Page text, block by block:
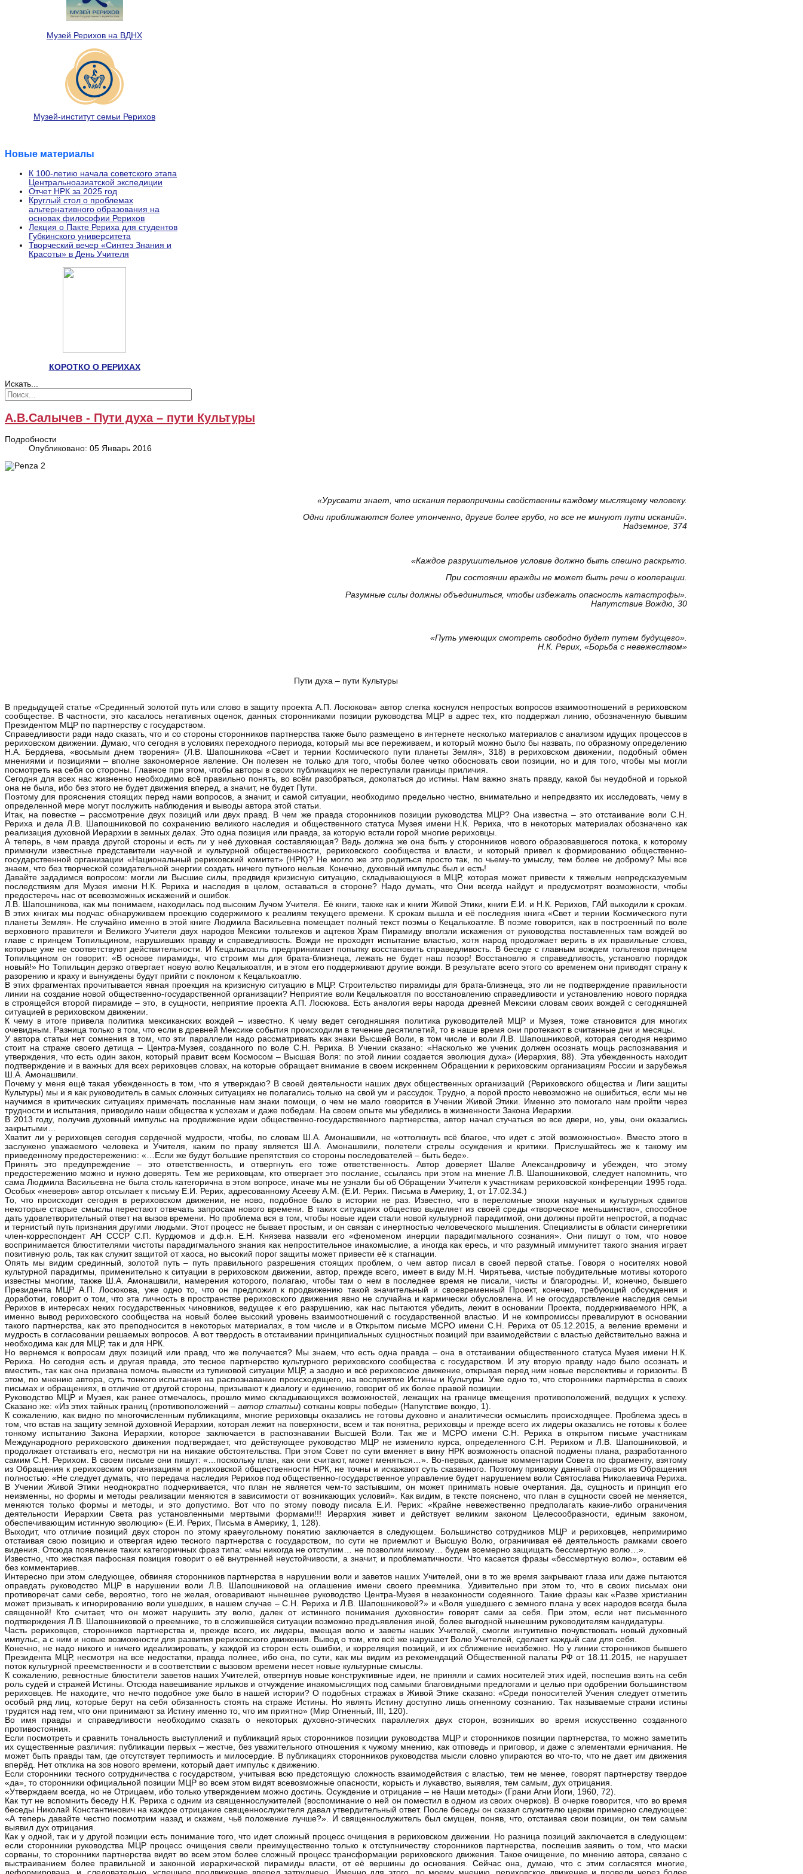
Музей Рерихов на ВДНХ
Музей-институт семьи Рерихов
Новые материалы
К 100-летию начала советского этапа
Центральноазиатской экспедиции
Отчет НРК за 2025 год
Круглый стол о проблемах
альтернативного образования на
основах философии Рерихов
Лекция о Пакте Рериха для студентов
Губкинского университета
Творческий вечер «Синтез Знания и
Красоты» в День Учителя
КОРОТКО О РЕРИХАХ
Искать...
А.В.Салычев - Пути духа – пути Культуры
Подробности
Опубликовано: 05 Январь 2016
«Урусвати знает, что искания первопричины свойственны каждому мыслящему человеку.
Одни приближаются более утонченно, другие более грубо, но все не минуют пути исканий».
Надземное, 374
«Каждое разрушительное условие должно быть спешно раскрыто.
При состоянии вражды не может быть речи о кооперации.
Разумные силы должны объединиться, чтобы избежать опасность катастрофы».
Напутствие Вождю, 30
«Путь умеющих смотреть свободно будет путем будущего».
Н.К. Рерих, «Борьба с невежеством»
Пути духа – пути Культуры
В предыдущей статье «Срединный золотой путь или слово в защиту проекта А.П. Лосюкова» автор слегка коснулся непростых вопросов взаимоотношений в рериховском
сообществе. В частности, это касалось негативных оценок, данных сторонниками позиции руководства МЦР в адрес тех, кто поддержал линию, обозначенную бывшим
Президентом МЦР по партнерству с государством.
Справедливости ради надо сказать, что и со стороны сторонников партнерства также было размещено в интернете несколько материалов с анализом идущих процессов в
рериховском движении. Думаю, что сегодня в условиях переходного периода, который мы все переживаем, и который можно было бы назвать, по образному определению
Н.А. Бердяева, «восьмым днем творения» (Л.В. Шапошникова «Свет и тернии Космического пути планеты Земля», 318) в рериховском движении, подобный обмен
мнениями и позициями – вполне закономерное явление. Он полезен не только для того, чтобы более четко обосновать свои позиции, но и для того, чтобы мы могли
посмотреть на себя со стороны. Главное при этом, чтобы авторы в своих публикациях не переступали границы приличия.
Сегодня для всех нас жизненно необходимо всё правильно понять, во всём разобраться, докопаться до истины. Нам важно знать правду, какой бы неудобной и горькой
она не была, ибо без этого не будет движения вперед, а значит, не будет Пути.
Поэтому для прояснения стоящих перед нами вопросов, а значит, и самой ситуации, необходимо предельно честно, внимательно и непредвзято их исследовать, чему в
определенной мере могут послужить наблюдения и выводы автора этой статьи.
Итак, на повестке – рассмотрение двух позиций или двух правд. В чем же правда сторонников позиции руководства МЦР? Она известна – это отстаивание воли С.Н.
Рериха и дела Л.В. Шапошниковой по сохранению великого наследия и общественного статуса Музея имени Н.К. Рериха, что в некоторых материалах обозначено как
реализация духовной Иерархии в земных делах. Это одна позиция или правда, за которую встали горой многие рериховцы.
А теперь, в чем правда другой стороны и есть ли у неё духовная составляющая? Ведь должна же она быть у сторонников нового образовавшегося потока, к которому
примкнули известные представители научной и культурной общественности, рериховского сообщества и власти, и который привел к формированию общественно-
государственной организации «Национальный рериховский комитет» (НРК)? Не могло же это родиться просто так, по чьему-то умыслу, тем более не доброму? Мы все
знаем, что без творческой созидательной энергии создать ничего путного нельзя. Конечно, духовный импульс был и есть!
Давайте зададимся вопросом: могли ли Высшие силы, предвидя кризисную ситуацию, складывающуюся в МЦР, которая может привести к тяжелым непредсказуемым
последствиям для Музея имени Н.К. Рериха и наследия в целом, оставаться в стороне? Надо думать, что Они всегда найдут и предусмотрят возможности, чтобы
предостеречь нас от всевозможных искажений и ошибок.
Л.В. Шапошникова, как мы понимаем, находилась под высоким Лучом Учителя. Её книги, также как и книги Живой Этики, книги Е.И. и Н.К. Рерихов, ГАЙ выходили к срокам.
В этих книгах мы подчас обнаруживаем проекцию содержимого к реалиям текущего времени. К срокам вышла и её последняя книга «Свет и тернии Космического пути
планеты Земля». Не случайно именно в этой книге Людмила Васильевна помещает полный текст поэмы о Кецалькоатле. В поэме говорится, как в построенный по воле
верховного правителя и Великого Учителя двух народов Мексики тольтеков и ацтеков Храм Пирамиду вползли искажения от руководства поставленных там вождей во
главе с принцем Топильцином, нарушивших правду и справедливость. Вожди не проходят испытание властью, хотя народ продолжает верить в их правильные слова,
которые уже не соответствуют действительности. И Кецалькоатль предпринимает попытку восстановить справедливость. В беседе с главным вождем тольтеков принцем
Топильцином он говорит: «В основе пирамиды, что строим мы для брата-близнеца, лежать не будет наш позор! Восстановлю я справедливость, установлю порядок
новый!» Но Топильцин дерзко отвергает новую волю Кецалькоатля, и в этом его поддерживают другие вожди. В результате всего этого со временем они приводят страну к
разорению и краху и вынуждены будут прийти с поклоном к Кецалькоатлю.
В этих фрагментах прочитывается явная проекция на кризисную ситуацию в МЦР. Строительство пирамиды для брата-близнеца, это ли не подтверждение правильности
линии на создание новой общественно-государственной организации? Неприятие воли Кецалькоатля по восстановлению справедливости и установлению нового порядка
в строящейся второй пирамиде – это, в сущности, неприятие проекта А.П. Лосюкова. Есть аналогия веры народа древней Мексики словам своих вождей с сегодняшней
ситуацией в рериховском движении.
К чему в итоге привела политика мексиканских вождей – известно. К чему ведет сегодняшняя политика руководителей МЦР и Музея, тоже становится для многих
очевидным. Разница только в том, что если в древней Мексике события происходили в течение десятилетий, то в наше время они протекают в считанные дни и месяцы.
У автора статьи нет сомнения в том, что эти параллели надо рассматривать как знаки Высшей Воли, в том числе и воли Л.В. Шапошниковой, которая сегодня незримо
стоит на страже своего детища – Центра-Музея, созданного по воле С.Н. Рериха. В Учении сказано: «Насколько же ученик должен осознать мощь распознавания и
утверждения, что есть один закон, который правит всем Космосом – Высшая Воля: по этой линии создается эволюция духа» (Иерархия, 88). Эта убежденность находит
подтверждение и в важных для всех рериховцев словах, на которые обращает внимание в своем искреннем Обращении к рериховским организациям России и зарубежья
Ш.А. Амонашвили.
Почему у меня ещё такая убежденность в том, что я утверждаю? В своей деятельности наших двух общественных организаций (Рериховского общества и Лиги защиты
Культуры) мы и я как руководитель в самых сложных ситуациях не полагались только на свой ум и рассудок. Трудно, а порой просто невозможно не ошибиться, если мы не
научимся в критических ситуациях примечать посланные нам знаки помощи, о чем не мало говорится в Учении Живой Этики. Именно это помогало нам пройти через
трудности и испытания, приводило наши общества к успехам и даже победам. На своем опыте мы убедились в жизненности Закона Иерархии.
В 2013 году, получив духовный импульс на продвижение идеи общественно-государственного партнерства, автор начал стучаться во все двери, но, увы, они оказались
закрытыми…
Хватит ли у рериховцев сегодня сердечной мудрости, чтобы, по словам Ш.А. Амонашвили, не «оттолкнуть всё благое, что идет с этой возможностью». Вместо этого в
заслужено уважаемого человека и Учителя, каким по праву является Ш.А. Амонашвили, полетели стрелы осуждения и критики. Прислушайтесь же к такому им
приведенному предостережению: «…Если же будут большие препятствия со стороны последователей – быть беде».
Принять это предупреждение – это ответственность, и отвергнуть его тоже ответственность. Автор доверяет Шалве Александровичу и убежден, что этому
предостережению можно и нужно доверять. Тем же рериховцам, кто отвергает это послание, ссылаясь при этом на мнение Л.В. Шапошниковой, следует напомнить, что
сама Людмила Васильевна не была столь категорична в этом вопросе, иначе мы не узнали бы об Обращении Учителя к участникам рериховской конференции 1995 года.
Особых «неверов» автор отсылает к письму Е.И. Рерих, адресованному Асееву А.М. (Е.И. Рерих. Письма в Америку, 1, от 17.02.34.)
То, что происходит сегодня в рериховском движении, не ново, подобное было в истории не раз. Известно, что в переломные эпохи научных и культурных сдвигов
некоторые старые смыслы перестают отвечать запросам нового времени. В таких ситуациях общество выделяет из своей среды «творческое меньшинство», способное
дать удовлетворительный ответ на вызов времени. Но проблема вся в том, чтобы новые идеи стали новой культурной парадигмой, они должны пройти непростой, а подчас
и тернистый путь признания другими людьми. Этот процесс не бывает простым, и он связан с инертностью человеческого мышления. Специалисты в области синергетики
член-корреспондент АН СССР С.П. Курдюмов и д.ф.н. Е.Н. Князева назвали его «феноменом инерции парадигмального сознания». Они пишут о том, что новое
воспринимается блюстителями чистоты парадигмального знания как непростительное инакомыслие, а иногда как ересь, и что разумный иммунитет такого знания играет
позитивную роль, так как служит защитой от хаоса, но высокий порог защиты может привести её к стагнации.
Опять мы видим срединный, золотой путь – путь правильного разрешения стоящих проблем, о чем автор писал в своей первой статье. Говоря о носителях новой
культурной парадигмы, применительно к ситуации в рериховском движении, автор, прежде всего, имеет в виду М.Н. Чирятьева, чистые побудительные мотивы которого
известны многим, также Ш.А. Амонашвили, намерения которого, полагаю, чтобы там о нем в последнее время не писали, чисты и благородны. И, конечно, бывшего
Президента МЦР А.П. Лосюкова, уже одно то, что он предложил к продвижению такой значительный и своевременный Проект, конечно, требующий обсуждения и
доработки, говорит о том, что эта личность в пространстве рериховского движения явно не случайна и кармически обусловлена. И не огосударствление наследия семьи
Рерихов в интересах неких государственных чиновников, ведущее к его разрушению, как нас пытаются убедить, лежит в основании Проекта, поддерживаемого НРК, а
именно вывод рериховского сообщества на новый более высокий уровень взаимоотношений с государственной властью. И не компромиссы превалируют в основании
такого партнерства, как это преподносится в некоторых материалах, в том числе и в Открытом письме МСРО имени С.Н. Рериха от 05.12.2015, а веление времени и
мудрость в согласовании решаемых вопросов. А вот твердость в отстаивании принципиальных сущностных позиций при взаимодействии с властью действительно важна и
необходима как для МЦР, так и для НРК.
Но вернемся к вопросам двух позиций или правд, что же получается? Мы знаем, что есть одна правда – она в отстаивании общественного статуса Музея имени Н.К.
Рериха. Но сегодня есть и другая правда, это тесное партнерство культурного рериховского сообщества с государством. И эту вторую правду надо было осознать и
вместить, так как она призвана помочь вывести из тупиковой ситуации МЦР, а заодно и всё рериховское движение, открывая перед ним новые перспективы и горизонты. В
этом, по мнению автора, суть тонкого испытания на распознавание происходящего, на восприятие Истины и Культуры. Уже одно то, что сторонники партнёрства в своих
письмах и обращениях, в отличие от другой стороны, призывают к диалогу и единению, говорит об их более правой позиции.
Руководство МЦР и Музея, как ранее отмечалось, прошло мимо складывающихся возможностей, лежащих на границе вмещения противоположений, ведущих к успеху.
Сказано же: «Из этих тайных границ (противоположений – автор статьи) сотканы ковры победы» (Напутствие вождю, 1).
К сожалению, как видно по многочисленным публикациям, многие рериховцы оказались не готовы духовно и аналитически осмыслить происходящее. Проблема здесь в
том, что встав на защиту земной духовной Иерархии, которая лежит на поверхности, всем и так понятна, рериховцы и прежде всего их лидеры оказались не готовы к более
тонкому испытанию Закона Иерархии, которое заключается в распознавании Высшей Воли. Так же и МСРО имени С.Н. Рериха в открытом письме участникам
Международного рериховского движения подтверждает, что действующее руководство МЦР не изменило курса, определенного С.Н. Рерихом и Л.В. Шапошниковой, и
продолжает отстаивать его, несмотря ни на никакие обстоятельства. При этом Совет по сути вменяет в вину НРК возможность опасной подмены плана, разработанного
самим С.Н. Рерихом. В своем письме они пишут: «…поскольку план, как они считают, может меняться…». Во-первых, данные комментарии Совета по фрагменту, взятому
из Обращения к рериховским организациям и рериховской общественности НРК, не точны и искажают суть сказанного. Поэтому привожу данный отрывок из Обращения
полностью: «Не следует думать, что передача наследия Рерихов под общественно-государственное управление будет нарушением воли Святослава Николаевича Рериха.
В Учении Живой Этики неоднократно подчеркивается, что план не является чем-то застывшим, он может принимать новые очертания. Да, сущность и принцип его
неизменны, но формы и методы реализации меняются в зависимости от возникающих условий». Как видим, в тексте пояснено, что план в сущности своей не меняется,
меняются только формы и методы, и это допустимо. Вот что по этому поводу писала Е.И. Рерих: «Крайне невежественно предполагать какие-либо ограничения
деятельности Иерархии Света раз установленными мертвыми формами!!! Иерархия живет и действует великим законом Целесообразности, единым законом,
обеспечивающим истинную эволюцию» (Е.И. Рерих, Письма в Америку, 1, 128).
Выходит, что отличие позиций двух сторон по этому краеугольному понятию заключается в следующем. Большинство сотрудников МЦР и рериховцев, непримиримо
отстаивая свою позицию и отвергая идею тесного партнерства с государством, по сути не приемлют и Высшую Волю, ограничивая её деятельность рамками своего
видения. Отсюда появление таких категоричных фраз типа: «мы никогда не отступим… не позволим никому… будем всемерно защищать бессмертную волю…».
Известно, что жесткая пафосная позиция говорит о её внутренней неустойчивости, а значит, и проблематичности. Что касается фразы «бессмертную волю», оставим её
без комментариев…
Интересно при этом следующее, обвиняя сторонников партнерства в нарушении воли и заветов наших Учителей, они в то же время закрывают глаза или даже пытаются
оправдать руководство МЦР в нарушении воли Л.В. Шапошниковой на оглашение имени своего преемника. Удивительно при этом то, что в своих письмах они
противоречат сами себе, вероятно, того не желая, оговаривают нынешнее руководство Центра-Музея в незаконности содеянного. Такие фразы как «Разве христианин
может призывать к игнорированию воли ушедших, в нашем случае – С.Н. Рериха и Л.В. Шапошниковой?» и «Воля ушедшего с земного плана у всех народов всегда была
священной! Кто считает, что он может нарушить эту волю, далек от истинного понимания духовности» говорят сами за себя. При этом, если нет письменного
подтверждения Л.В. Шапошниковой о преемнике, то в сложившейся ситуации возможно предъявления иной, более выгодной нынешним руководителям кандидатуры.
Часть рериховцев, сторонников партнерства и, прежде всего, их лидеры, вмещая волю и заветы наших Учителей, смогли интуитивно почувствовать новый духовный
импульс, а с ним и новые возможности для развития рериховского движения. Вывод о том, кто всё же нарушает Волю Учителей, сделает каждый сам для себя.
Конечно, не надо никого и ничего идеализировать, у каждой из сторон есть ошибки, и корреляция позиций, и их сближение неизбежно. Но у линии сторонников бывшего
Президента МЦР, несмотря на все недостатки, правда полнее, ибо она, по сути, как мы видим из рекомендаций Общественной палаты РФ от 18.11.2015, не нарушает
поток культурной преемственности и в соответствии с вызовом времени несет новые культурные смыслы.
К сожалению, ревностные блюстители заветов наших Учителей, отвергнув новые конструктивные идеи, не приняли и самих носителей этих идей, поспешив взять на себя
роль судей и стражей Истины. Отсюда навешивание ярлыков и отчуждение инакомыслящих под самыми благовидными предлогами и целью при одобрении большинством
рериховцев. Не находите, что нечто подобное уже было в нашей истории? О подобных стражах в Живой Этике сказано: «Среди поносителей Учения следует отметить
особый ряд лиц, которые берут на себя обязанность стоять на страже Истины. Но являть Истину доступно лишь огненному сознанию. Так называемые стражи истины
трудятся над тем, что они принимают за Истину именно то, что им приятно» (Мир Огненный, III, 120).
Во имя правды и справедливости необходимо сказать о некоторых духовно-этических параллелях двух сторон, возникших во время искусственно созданного
противостояния.
Если посмотреть и сравнить тональность выступлений и публикаций ярых сторонников позиции руководства МЦР и сторонников позиции партнерства, то можно заметить
их существенные различия: публикации первых – жестче, без уважительного отношения к чужому мнению, как отповедь и приговор, и даже с элементами ерничания. Не
может быть правды там, где отсутствует терпимость и милосердие. В публикациях сторонников руководства мысли словно упираются во что-то, что не дает им движения
вперёд. Нет отклика на зов нового времени, который дает импульс к движению.
Если сторонники тесного сотрудничества с государством, учитывая всю предстоящую сложность взаимодействия с властью, тем не менее, говорят партнерству твердое
«да», то сторонники официальной позиции МЦР во всем этом видят всевозможные опасности, корысть и лукавство, выявляя, тем самым, дух отрицания.
«Утверждаем всегда, но не Отрицаем, ибо только утверждением можно достичь. Осуждение и отрицание – не Наши методы» (Грани Агни Йоги, 1960, 72).
Как тут не вспомнить беседу Н.К. Рериха с одним из священнослужителей (воспоминание о ней он поместил в одном из своих очерков). В очерке говорится, что во время
беседы Николай Константинович на каждое отрицание священнослужителя давал утвердительный ответ. После беседы он сказал служителю церкви примерно следующее:
«А теперь давайте честно посмотрим назад и скажем, чьё положение лучше?». И священнослужитель был смущен, поняв, что, отстаивая свои позиции, он тем самым
выявил дух отрицания.
Как у одной, так и у другой позиции есть понимание того, что идет сложный процесс очищения в рериховском движении. Но разница позиций заключается в следующем:
если сторонники руководства МЦР процесс очищения свели преимущественно только к отступничеству сторонников партнерства, поспешив заявить о том, что маски
сорваны, то сторонники партнерства видят во всем этом более сложный процесс трансформации рериховского движения. Такое очищение, по мнению автора, связано с
выстраиванием более правильной и законной иерархической пирамиды власти, от её вершины до основания. Сейчас она, думаю, что с этим согласятся многие,